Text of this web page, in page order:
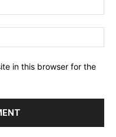
in this browser for the